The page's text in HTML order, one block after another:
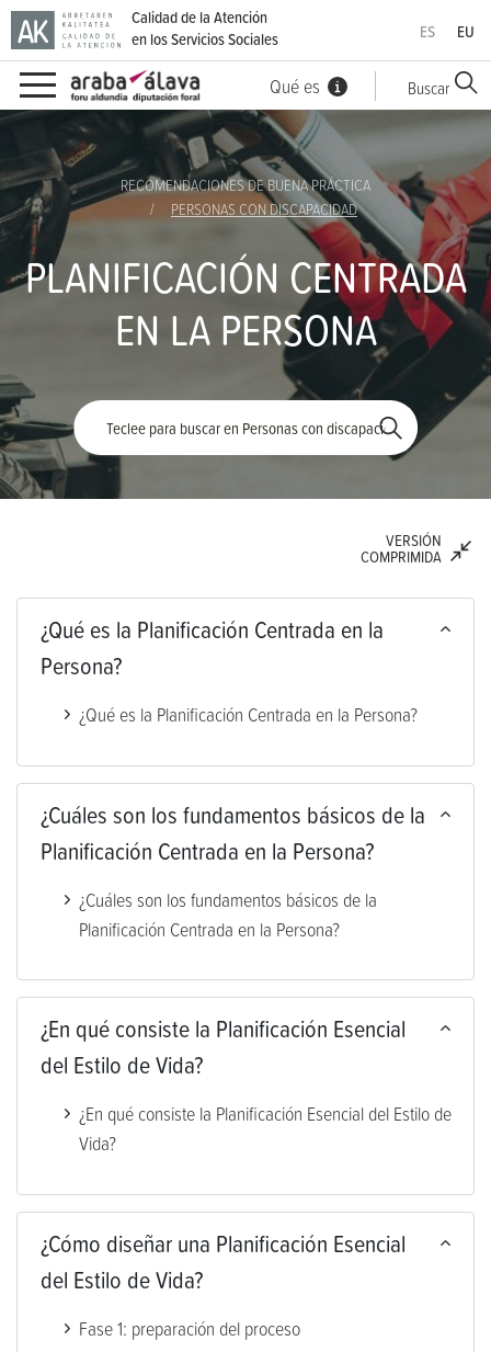
Ir directamente al contenido
Calidad de la Atención
en los Servicios Sociales
Qué es Buscar
ES EU
RECOMENDACIONES DE BUENA PRÁCTICA
PERSONAS CON DISCAPACIDAD
PLANIFICACIÓN CENTRADA
EN LA PERSONA
VERSIÓN
COMPRIMIDA
¿Qué es la Planificación Centrada en la
Persona?
¿Qué es la Planificación Centrada en la Persona?
¿Cuáles son los fundamentos básicos de la
Planificación Centrada en la Persona?
¿Cuáles son los fundamentos básicos de la
Planificación Centrada en la Persona?
¿En qué consiste la Planificación Esencial
del Estilo de Vida?
¿En qué consiste la Planificación Esencial del Estilo de
Vida?
¿Cómo diseñar una Planificación Esencial
del Estilo de Vida?
Fase 1: preparación del proceso